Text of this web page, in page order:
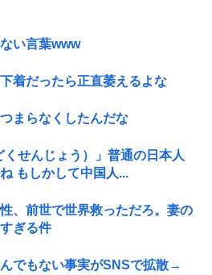
い言葉www
着だったら正直萎えるよな
まらなくしたんだな
せんじょう）」普通の日本人
もしかして中国人...
、前世で世界救っただろ。妻の
ぎる件
んでもない事実がSNSで拡散→